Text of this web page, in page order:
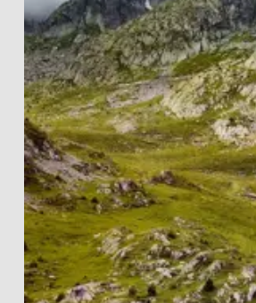
PRINT INFOS
EN